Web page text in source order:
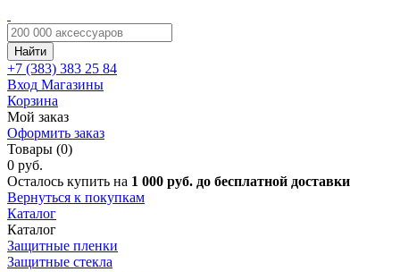
Найти
+7 (383) 383 25 84
Вход Магазины
Корзина
Мой заказ
Оформить заказ
Товары (0)
0 руб.
Осталось купить на 1 000 руб. до бесплатной доставки
Вернуться к покупкам
Каталог
Каталог
Защитные пленки
Защитные стекла